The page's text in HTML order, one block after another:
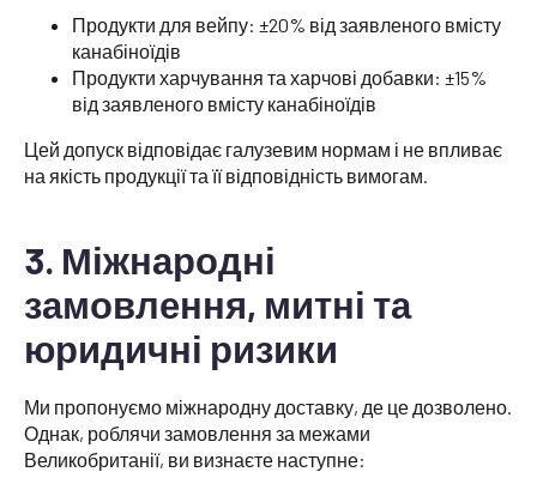
Продукти для вейпу: ±20% від заявленого вмісту
канабіноїдів
Продукти харчування та харчові добавки: ±15%
від заявленого вмісту канабіноїдів
Цей допуск відповідає галузевим нормам і не впливає
на якість продукції та її відповідність вимогам.
3. Міжнародні
замовлення, митні та
юридичні ризики
Ми пропонуємо міжнародну доставку, де це дозволено.
Однак, роблячи замовлення за межами
Великобританії, ви визнаєте наступне: